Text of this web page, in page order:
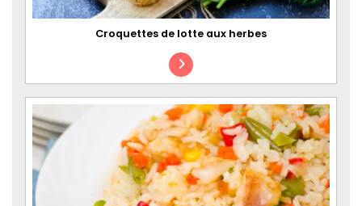
Croquettes de lotte aux herbes